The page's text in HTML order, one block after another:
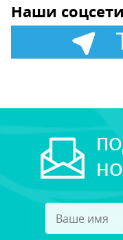
Наши соцсети